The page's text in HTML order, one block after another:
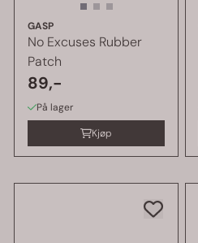
GASP
No Excuses Rubber
Patch
89,-
På lager
Kjøp